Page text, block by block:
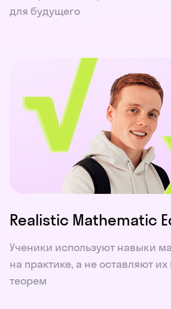
для будущего
Realistic Mathematic
Ученики используют навыки
на практике, а не оставляют
теорем